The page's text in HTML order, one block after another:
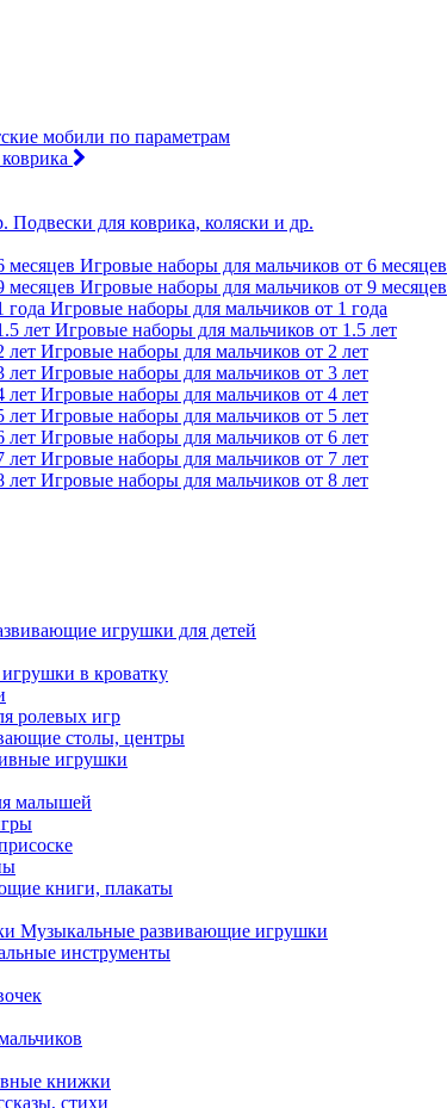
мобили по параметрам
Подвески для коврика, коляски и др.
Игровые наборы для мальчиков от 6 месяцев
Игровые наборы для мальчиков от 9 месяцев
Игровые наборы для мальчиков от 1 года
Игровые наборы для мальчиков от 1.5 лет
Игровые наборы для мальчиков от 2 лет
Игровые наборы для мальчиков от 3 лет
Игровые наборы для мальчиков от 4 лет
Игровые наборы для мальчиков от 5 лет
Игровые наборы для мальчиков от 6 лет
Игровые наборы для мальчиков от 7 лет
Игровые наборы для мальчиков от 8 лет
игрушки для детей
в кроватку
ролевых игр
столы, центры
игрушки
малышей
книги, плакаты
Музыкальные развивающие игрушки
инструменты
книжки
стихи